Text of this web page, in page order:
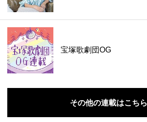
宝塚歌劇団OG
その他の連載はこちら